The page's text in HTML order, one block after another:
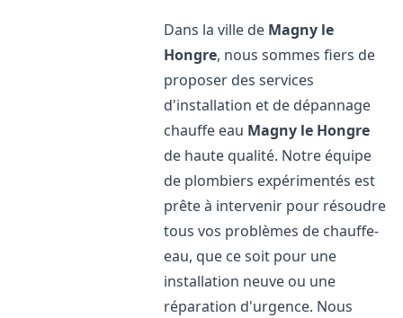
Dans la ville de Magny le
Hongre, nous sommes fiers de
proposer des services
d'installation et de dépannage
chauffe eau Magny le Hongre
de haute qualité. Notre équipe
de plombiers expérimentés est
prête à intervenir pour résoudre
tous vos problèmes de chauffe-
eau, que ce soit pour une
installation neuve ou une
réparation d'urgence. Nous